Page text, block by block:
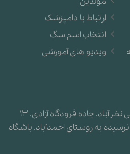
ارتباط با دامپزشک
انتخاب اسم سگ
ویدیو های آموزشی
اتوبان تهران - قزوین. خروجی نظرآباد. جاده فرودگاه آزادی. 13
به روستای احمدآباد. باشگاه